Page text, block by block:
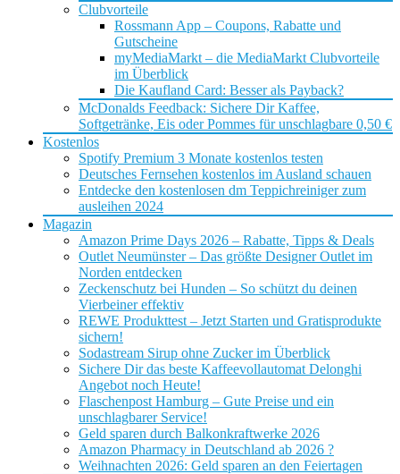
Clubvorteile
Rossmann App – Coupons, Rabatte und
Gutscheine
myMediaMarkt – die MediaMarkt Clubvorteile
im Überblick
Die Kaufland Card: Besser als Payback?
McDonalds Feedback: Sichere Dir Kaffee,
Softgetränke, Eis oder Pommes für unschlagbare 0,50 €
Kostenlos
Spotify Premium 3 Monate kostenlos testen
Deutsches Fernsehen kostenlos im Ausland schauen
Entdecke den kostenlosen dm Teppichreiniger zum
ausleihen 2024
Magazin
Amazon Prime Days 2026 – Rabatte, Tipps & Deals
Outlet Neumünster – Das größte Designer Outlet im
Norden entdecken
Zeckenschutz bei Hunden – So schützt du deinen
Vierbeiner effektiv
REWE Produkttest – Jetzt Starten und Gratisprodukte
sichern!
Sodastream Sirup ohne Zucker im Überblick
Sichere Dir das beste Kaffeevollautomat Delonghi
Angebot noch Heute!
Flaschenpost Hamburg – Gute Preise und ein
unschlagbarer Service!
Geld sparen durch Balkonkraftwerke 2026
Amazon Pharmacy in Deutschland ab 2026 ?
Weihnachten 2026: Geld sparen an den Feiertagen